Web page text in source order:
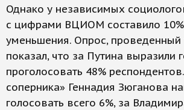
Однако у независимых
с цифрами ВЦИОМ составило
уменьшения. Опрос,
показал, что за Путина выразили
проголосовать 48%
соперника» Геннадия Зюганова
голосовать всего 6%, за